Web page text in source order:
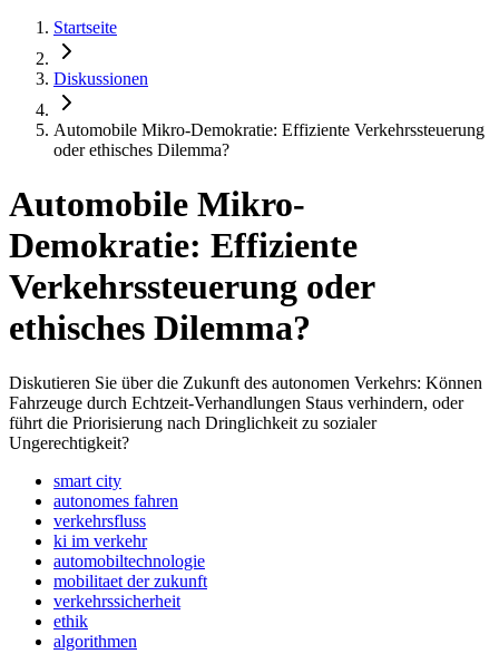
Startseite
Diskussionen
Automobile Mikro-Demokratie: Effiziente Verkehrssteuerung
oder ethisches Dilemma?
Automobile Mikro-
Demokratie: Effiziente
Verkehrssteuerung oder
ethisches Dilemma?
Diskutieren Sie über die Zukunft des autonomen Verkehrs: Können
Fahrzeuge durch Echtzeit-Verhandlungen Staus verhindern, oder
führt die Priorisierung nach Dringlichkeit zu sozialer
Ungerechtigkeit?
smart city
autonomes fahren
verkehrsfluss
ki im verkehr
automobiltechnologie
mobilitaet der zukunft
verkehrssicherheit
ethik
algorithmen